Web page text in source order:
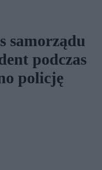
samorządu
podczas
policję